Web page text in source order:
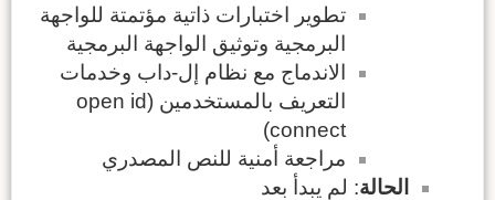
تطوير اختبارات ذاتية مؤتمتة للواجهة
البرمجية وتوثيق الواجهة البرمجية
الاندماج مع نظام إل-داب وخدمات
التعريف بالمستخدمين (open id
connect)
مراجعة أمنية للنص المصدري
الحالة: لم يبدأ بعد